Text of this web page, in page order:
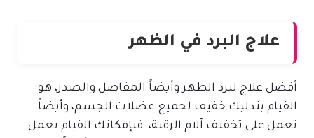
علاج البرد في الظهر
أفضل علاج لبرد الظهر وأيضاً المفاصل والصدر، هو
القيام بتدليك خفيف لجميع عضلات الجسم، وأيضاً
تعمل على تخفيف آلام الرقبة، فبإمكانك القيام بعمل